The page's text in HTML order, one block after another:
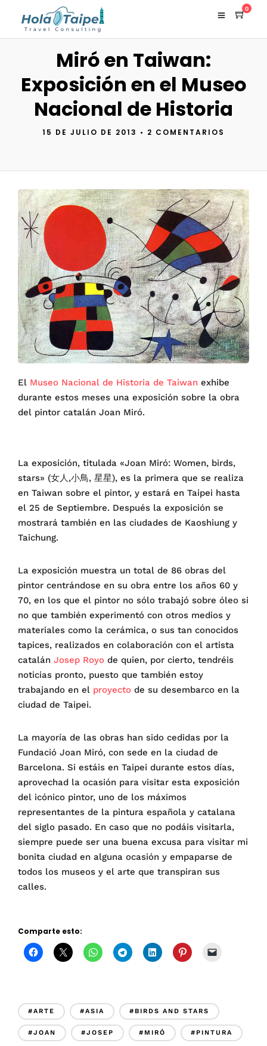
0
Miró en Taiwan:
Exposición en el Museo
Nacional de Historia
15 DE JULIO DE 2013 • 2 COMENTARIOS
El Museo Nacional de Historia de Taiwan exhibe
durante estos meses una exposición sobre la obra
del pintor catalán Joan Miró.
La exposición, titulada «Joan Miró: Women, birds,
stars» (女人,小鳥, 星星), es la primera que se realiza
en Taiwan sobre el pintor, y estará en Taipei hasta
el 25 de Septiembre. Después la exposición se
mostrará también en las ciudades de Kaoshiung y
Taichung.
La exposición muestra un total de 86 obras del
pintor centrándose en su obra entre los años 60 y
70, en los que el pintor no sólo trabajó sobre óleo si
no que también experimentó con otros medios y
materiales como la cerámica, o sus tan conocidos
tapices, realizados en colaboración con el artista
catalán Josep Royo de quien, por cierto, tendréis
noticias pronto, puesto que también estoy
trabajando en el proyecto de su desembarco en la
ciudad de Taipei.
La mayoría de las obras han sido cedidas por la
Fundació Joan Miró, con sede en la ciudad de
Barcelona. Si estáis en Taipei durante estos días,
aprovechad la ocasión para visitar esta exposición
del icónico pintor, uno de los máximos
representantes de la pintura española y catalana
del siglo pasado. En caso que no podáis visitarla,
siempre puede ser una buena excusa para visitar mi
bonita ciudad en alguna ocasión y empaparse de
todos los museos y el arte que transpiran sus
calles.
Comparte esto:
#ARTE #ASIA #BIRDS AND STARS
#JOAN #JOSEP #MIRÓ #PINTURA